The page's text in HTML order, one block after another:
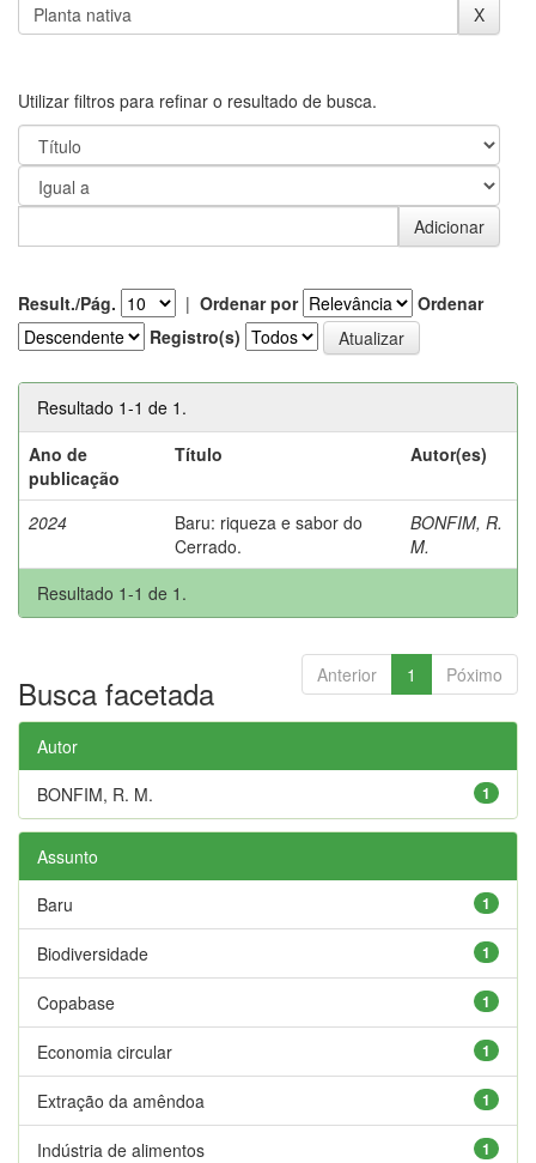
Utilizar filtros para refinar o resultado de busca.
Result./Pág. | Ordenar por
Ordenar
Registro(s)
Resultado 1-1 de 1.
Ano de
publicação
Título Autor(es)
2024
Baru: riqueza e sabor do
Cerrado.
BONFIM, R.
M.
Resultado 1-1 de 1.
Anterior 1 Póximo
Busca facetada
Autor
1
BONFIM, R. M.
Assunto
1
Baru
1
Biodiversidade
1
Copabase
1
Economia circular
1
Extração da amêndoa
1
Indústria de alimentos